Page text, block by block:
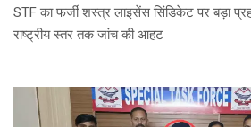
STF का फर्जी शस्त्र लाइसेंस सिंडिकेट पर बड़ा
राष्ट्रीय स्तर तक जांच की आहट